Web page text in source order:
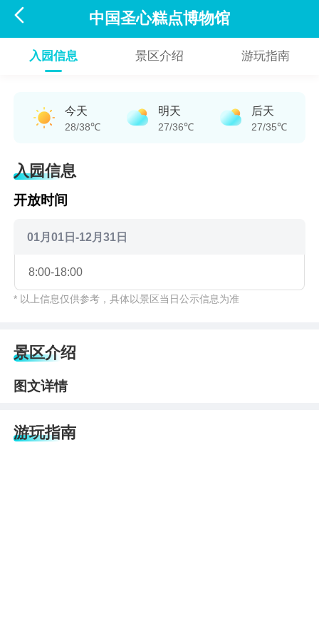
 中国圣心糕点博物馆
入园信息 景区介绍 游玩指南
今天
28/38℃
明天
27/36℃
后天
27/35℃
入园信息
开放时间
01月01日-12月31日
8:00-18:00
* 以上信息仅供参考，具体以景区当日公示信息为准
景区介绍
图文详情
游玩指南